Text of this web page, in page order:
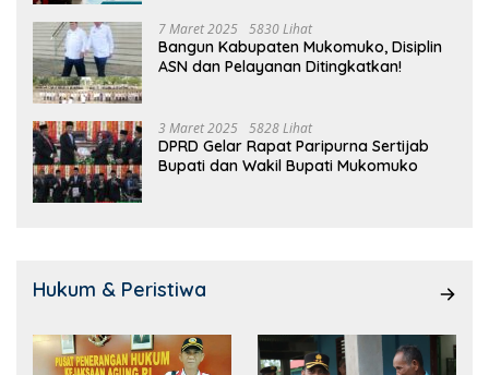
7 Maret 2025 5830 Lihat
Bangun Kabupaten Mukomuko, Disiplin
ASN dan Pelayanan Ditingkatkan!
3 Maret 2025 5828 Lihat
DPRD Gelar Rapat Paripurna Sertijab
Bupati dan Wakil Bupati Mukomuko
Hukum & Peristiwa